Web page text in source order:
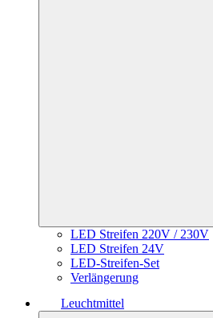
LED Streifen 220V / 230V
LED Streifen 24V
LED-Streifen-Set
Verlängerung
Leuchtmittel